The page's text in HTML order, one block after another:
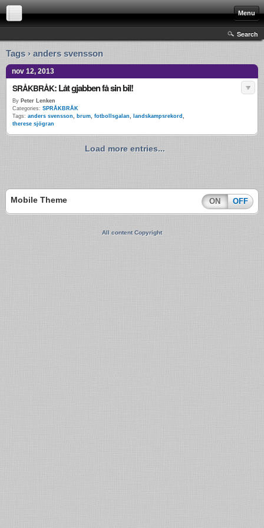
Menu
Search
Tags › anders svensson
nov 12, 2013
SRÅKBRÅK: Låt gjabben få sin bil!
By Peter Lenken
Categories: SPRÅKBRÅK
Tags: anders svensson, brum, fotbollsgalan, landskampsrekord ,
therese sjögran
Load more entries...
Mobile Theme ON OFF
All content Copyright